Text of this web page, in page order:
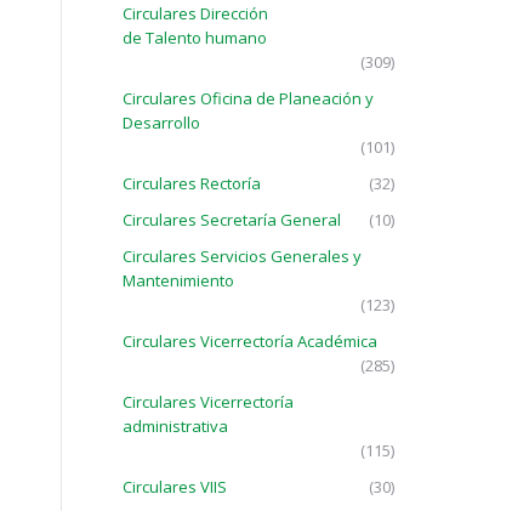
Circulares Dirección
de Talento humano
(309)
Circulares Oficina de Planeación y
Desarrollo
(101)
Circulares Rectoría
(32)
Circulares Secretaría General
(10)
Circulares Servicios Generales y
Mantenimiento
(123)
Circulares Vicerrectoría Académica
(285)
Circulares Vicerrectoría
administrativa
(115)
Circulares VIIS
(30)